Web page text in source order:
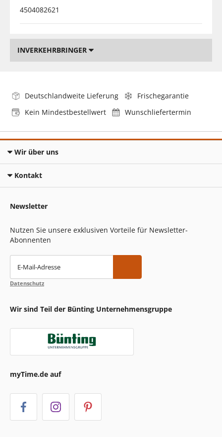
4504082621
INVERKEHRBRINGER
Deutschlandweite Lieferung
Frischegarantie
Kein Mindestbestellwert
Wunschliefertermin
Wir über uns
Kontakt
Newsletter
Nutzen Sie unsere exklusiven Vorteile für Newsletter-
Abonnenten
E-Mail-Adresse
Datenschutz
Wir sind Teil der Bünting Unternehmensgruppe
myTime.de auf